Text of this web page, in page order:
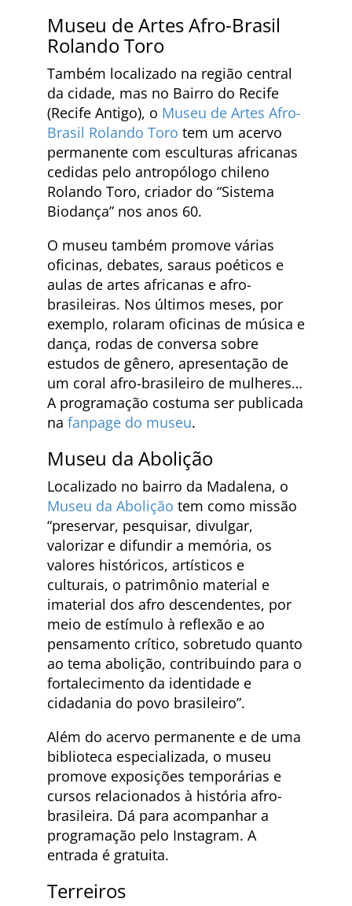
Museu de Artes Afro-Brasil
Rolando Toro
Também localizado na região central
da cidade, mas no Bairro do Recife
(Recife Antigo), o Museu de Artes Afro-
Brasil Rolando Toro tem um acervo
permanente com esculturas africanas
cedidas pelo antropólogo chileno
Rolando Toro, criador do “Sistema
Biodança” nos anos 60.
O museu também promove várias
oficinas, debates, saraus poéticos e
aulas de artes africanas e afro-
brasileiras. Nos últimos meses, por
exemplo, rolaram oficinas de música e
dança, rodas de conversa sobre
estudos de gênero, apresentação de
um coral afro-brasileiro de mulheres…
A programação costuma ser publicada
na fanpage do museu.
Museu da Abolição
Localizado no bairro da Madalena, o
Museu da Abolição tem como missão
“preservar, pesquisar, divulgar,
valorizar e difundir a memória, os
valores históricos, artísticos e
culturais, o patrimônio material e
imaterial dos afro descendentes, por
meio de estímulo à reflexão e ao
pensamento crítico, sobretudo quanto
ao tema abolição, contribuindo para o
fortalecimento da identidade e
cidadania do povo brasileiro”.
Além do acervo permanente e de uma
biblioteca especializada, o museu
promove exposições temporárias e
cursos relacionados à história afro-
brasileira. Dá para acompanhar a
programação pelo Instagram. A
entrada é gratuita.
Terreiros